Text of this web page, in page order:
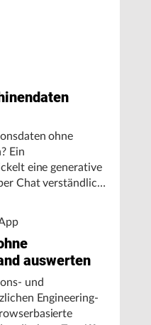
ohne
Ein
eine generative
Chat verständlich
auswerten
und
Engineering-